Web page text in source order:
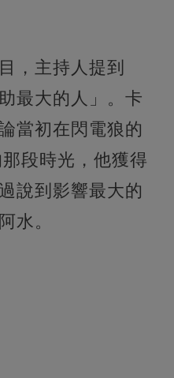
，主持人提到
最大的人」。卡
當初在閃電狼的
段時光，他獲得
說到影響最大的
水。